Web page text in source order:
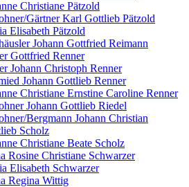
Christiane Pätzold
Gärtner Karl Gottlieb Pätzold
Elisabeth Pätzold
Johann Gottfried Reimann
Gottfried Renner
Johann Christoph Renner
Johann Gottlieb Renner
Christiane Ernstine Caroline Renner
Johann Gottlieb Riedel
Bergmann Johann Christian
Scholz
Christiane Beate Scholz
Rosine Christiane Schwarzer
Elisabeth Schwarzer
Regina Wittig